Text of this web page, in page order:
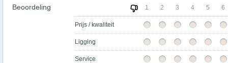
Beoordeling 1 2 3 4 5 6
Prijs / kwaliteit
Ligging
Service